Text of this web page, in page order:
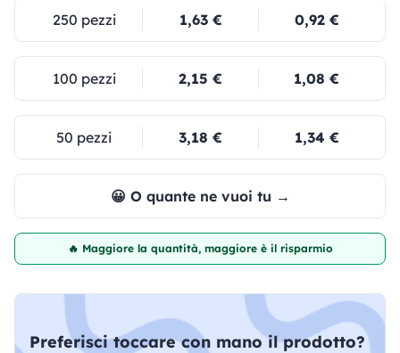
250 pezzi 1,63 € 0,92 €
100 pezzi 2,15 € 1,08 €
50 pezzi 3,18 € 1,34 €
😀 O quante ne vuoi tu →
🔥 Maggiore la quantità, maggiore è il risparmio
Preferisci toccare con mano il prodotto?